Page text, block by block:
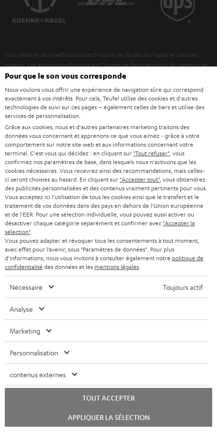
ULTIMA
FANSHOP
NOUVEAUTÉS
MANAGEMENT
VALEURS
ACCESSIBILITÉ
POLOGNE
ITALIE
USA
AUTRES PAYS
Sous réserve de modifications techniques, de fautes de frappe et d’autres
erreurs. Les accessoires figurant sur l’image ne font pas partie du contenu de
livraison. D’éventuels frais d’élimination des batteries sont inclus dans le prix.
©2026 Lautsprecher Teufel GmbH - Tous droits réservés.
Mentions légales CGV
Politique de confidentialité
Paramètres de confidentialité
EU Data Act renoncer au contrat ici
chat
Pour que le son vous corresponde
Nous voulons vous offrir une expérience de navigation sûre qui correspond
exactement à vos intérêts. Pour cela, Teufel utilise des cookies et d'autres
technologies de suivi sur ces pages – également celles de tiers et utilise des
services de personnalisation.
Grâce aux cookies, nous et d'autres partenaires marketing traitons des
données vous concernant et apprenons ce que vous aimez - grâce à votre
comportement sur notre site web et aux informations concernant votre
terminal. C'est vous qui décidez : en cliquant sur "Tout refuser" , vous
confirmez nos paramètres de base, dans lesquels nous n'activons que les
cookies nécessaires. Vous recevrez ainsi des recommandations, mais celles-
ci seront choisies au hasard. En cliquant sur "Accepter tout" , vous obtiendrez
des publicités personnalisées et des contenus vraiment pertinents pour vous.
Vous acceptez ici l'utilisation de tous les cookies ainsi que le transfert et le
traitement de vos données dans des pays en dehors de l'Union européenne
et de l'EER. Pour une sélection individuelle, vous pouvez aussi activer ou
désactiver chaque catégorie séparément et confirmer avec "Accepter la
sélection"
Vous pouvez adapter et révoquer tous les consentements à tout moment,
avec effet pour l’avenir, sous "Paramètres de données". Pour plus
d'informations, nous vous invitons à consulter également notre politique de
confidentialité des données et les mentions légales
Nécessaire Toujours actif
Analyse
Marketing
Personnalisation
contenus externes
TOUT ACCEPTER
APPLIQUER LA SÉLECTION